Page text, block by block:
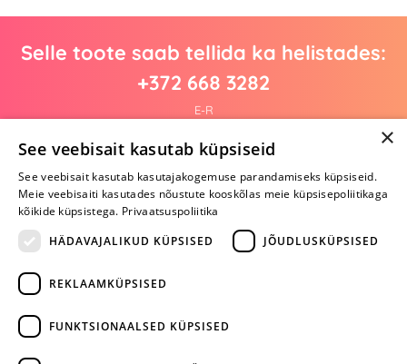
Selle toote saab tellida ka helistades:
+372 668 3282
E-R
Arvustusi veel pole
Ole esimene!
Kirjuta arvustus ja SAA KINGITUS!
×
See veebisait kasutab küpsiseid
See veebisait kasutab kasutajakogemuse parandamiseks küpsiseid.
Meie veebisaiti kasutades nõustute kooskõlas meie küpsisepoliitikaga
kõikide küpsistega. Privaatsuspoliitika
HÄDAVAJALIKUD KÜPSISED
JÕUDLUSKÜPSISED
REKLAAMKÜPSISED
FUNKTSIONAALSED KÜPSISED